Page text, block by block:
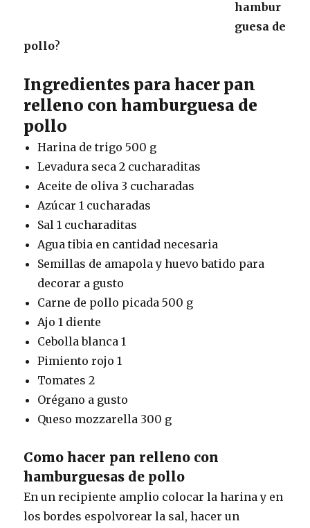
hambur
guesa de
pollo?
Ingredientes para hacer pan
relleno con hamburguesa de
pollo
Harina de trigo 500 g
Levadura seca 2 cucharaditas
Aceite de oliva 3 cucharadas
Azúcar 1 cucharadas
Sal 1 cucharaditas
Agua tibia en cantidad necesaria
Semillas de amapola y huevo batido para
decorar a gusto
Carne de pollo picada 500 g
Ajo 1 diente
Cebolla blanca 1
Pimiento rojo 1
Tomates 2
Orégano a gusto
Queso mozzarella 300 g
Como hacer pan relleno con
hamburguesas de pollo
En un recipiente amplio colocar la harina y en
los bordes espolvorear la sal, hacer un